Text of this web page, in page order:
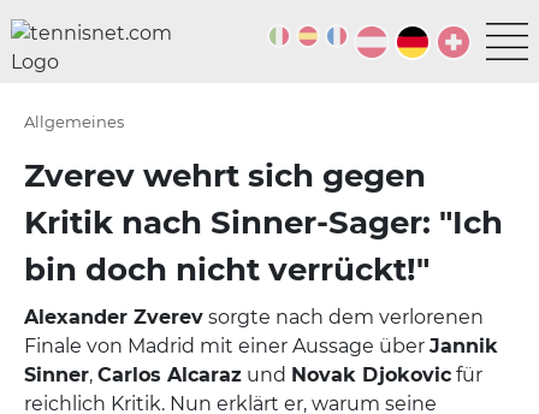
Allgemeines
Zverev wehrt sich gegen
Kritik nach Sinner-Sager: "Ich
bin doch nicht verrückt!"
Alexander Zverev sorgte nach dem verlorenen
Finale von Madrid mit einer Aussage über Jannik
Sinner, Carlos Alcaraz und Novak Djokovic für
reichlich Kritik. Nun erklärt er, warum seine